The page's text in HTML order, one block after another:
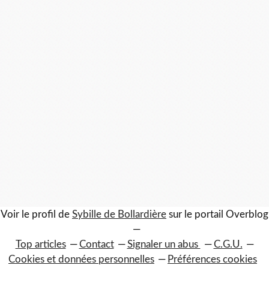
Voir le profil de Sybille de Bollardière sur le portail Overblog
Top articles Contact Signaler un abus
C.G.U.
Cookies et données personnelles
Préférences cookies